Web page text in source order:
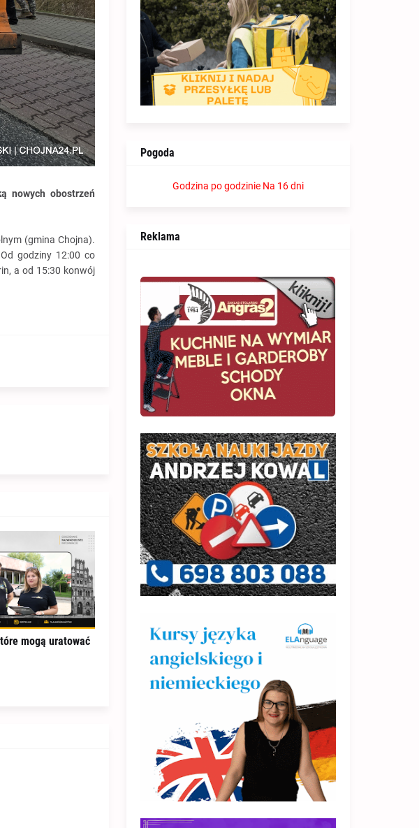
nowych obostrzeń
(gmina Chojna).
godziny 12:00 co
a od 15:30 konwój
mogą uratować
Pogoda
Godzina po godzinie Na 16 dni
Reklama